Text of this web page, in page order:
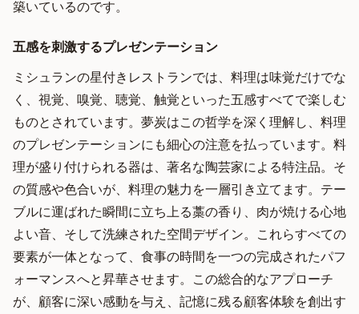
築いているのです。
五感を刺激するプレゼンテーション
ミシュランの星付きレストランでは、料理は味覚だけでな
く、視覚、嗅覚、聴覚、触覚といった五感すべてで楽しむ
ものとされています。夢炭はこの哲学を深く理解し、料理
のプレゼンテーションにも細心の注意を払っています。料
理が盛り付けられる器は、著名な陶芸家による特注品。そ
の質感や色合いが、料理の魅力を一層引き立てます。テー
ブルに運ばれた瞬間に立ち上る藁の香り、肉が焼ける心地
よい音、そして洗練された空間デザイン。これらすべての
要素が一体となって、食事の時間を一つの完成されたパフ
ォーマンスへと昇華させます。この総合的なアプローチ
が、顧客に深い感動を与え、記憶に残る顧客体験を創出す